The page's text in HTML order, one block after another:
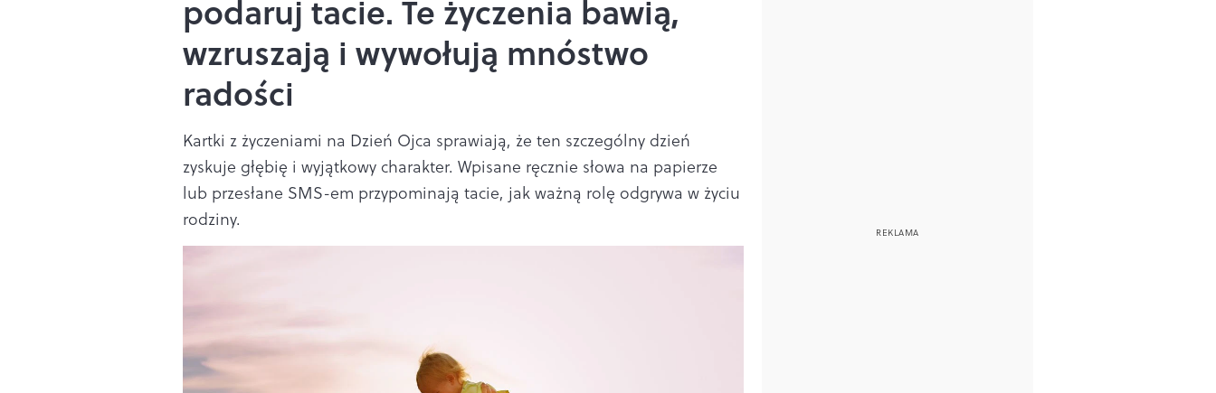
podaruj tacie. Te życzenia bawią,
wzruszają i wywołują mnóstwo
radości
Kartki z życzeniami na Dzień Ojca sprawiają, że ten szczególny dzień
zyskuje głębię i wyjątkowy charakter. Wpisane ręcznie słowa na papierze
lub przesłane SMS-em przypominają tacie, jak ważną rolę odgrywa w życiu
rodziny.